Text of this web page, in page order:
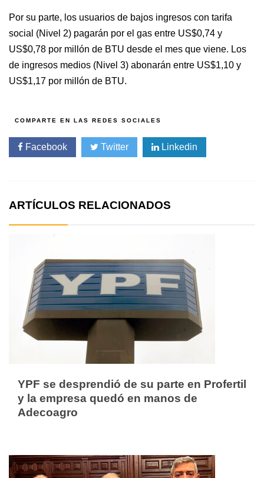
Por su parte, los usuarios de bajos ingresos con tarifa
social (Nivel 2) pagarán por el gas entre US$0,74 y
US$0,78 por millón de BTU desde el mes que viene. Los
de ingresos medios (Nivel 3) abonarán entre US$1,10 y
US$1,17 por millón de BTU.
Facebook Twitter Linkedin
ARTÍCULOS RELACIONADOS
YPF se desprendió de su parte en Profertil
y la empresa quedó en manos de
Adecoagro